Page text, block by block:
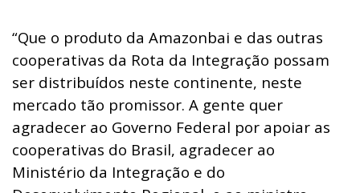
“Que o produto da Amazonbai e das outras
cooperativas da Rota da Integração possam
ser distribuídos neste continente, neste
mercado tão promissor. A gente quer
agradecer ao Governo Federal por apoiar as
cooperativas do Brasil, agradecer ao
Ministério da Integração e do